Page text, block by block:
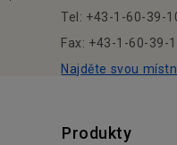
Tel: +43-1-60-39-
Fax: +43-1-60-39-
Najděte svou
Produkty